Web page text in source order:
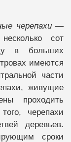
черепахи—
сот
в больших
имеются
части
живущие
проходить
черепахи
деревьев.
сроки